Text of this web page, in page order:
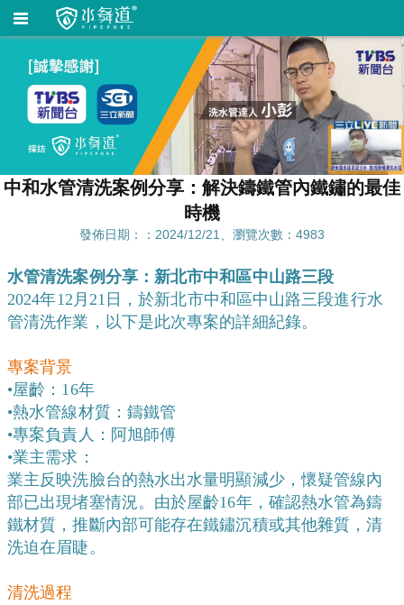
中和水管清洗案例分享：解決鑄鐵管內鐵鏽的最佳
時機
發佈日期：：2024/12/21、瀏覽次數：4983
水管清洗案例分享：新北市中和區中山路三段
2024年12月21日，於新北市中和區中山路三段進行水
管清洗作業，以下是此次專案的詳細紀錄。
專案背景
•屋齡：16年
•熱水管線材質：鑄鐵管
•專案負責人：阿旭師傅
•業主需求：
業主反映洗臉台的熱水出水量明顯減少，懷疑管線內
部已出現堵塞情況。由於屋齡16年，確認熱水管為鑄
鐵材質，推斷內部可能存在鐵鏽沉積或其他雜質，清
洗迫在眉睫。
清洗過程